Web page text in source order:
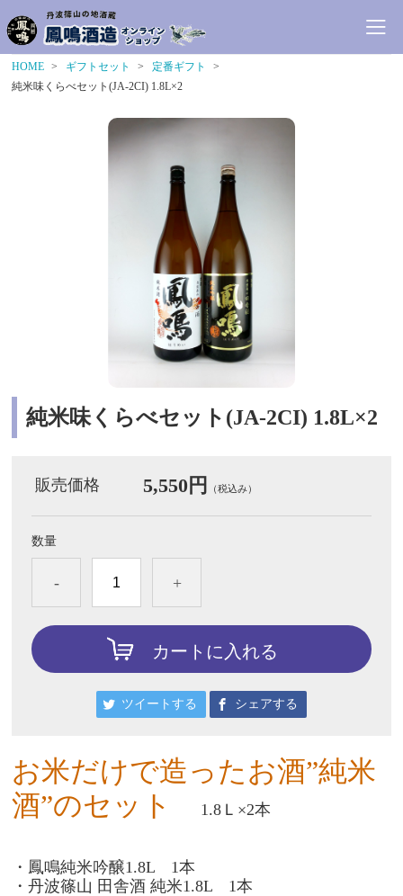
HOME ギフトセット
定番ギフト
純米味くらべセット(JA-2CI) 1.8L×2
純米味くらべセット(JA-2CI) 1.8L×2
販売価格 5,550円 （税込み）
数量
- +
カートに入れる
ツイートする シェアする
お米だけで造ったお酒”純米
酒”のセット
1.8Ｌ×2本
・鳳鳴純米吟醸1.8L 1本
・丹波篠山 田舎酒 純米1.8L 1本